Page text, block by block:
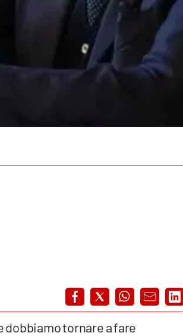
dobbiamo tornare a fare